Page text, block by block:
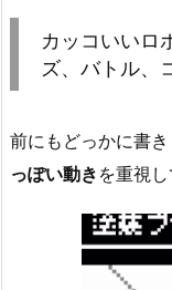
カッコいいロ
ズ、バトル、
前にもどっかに書
っぽい動き を重視し